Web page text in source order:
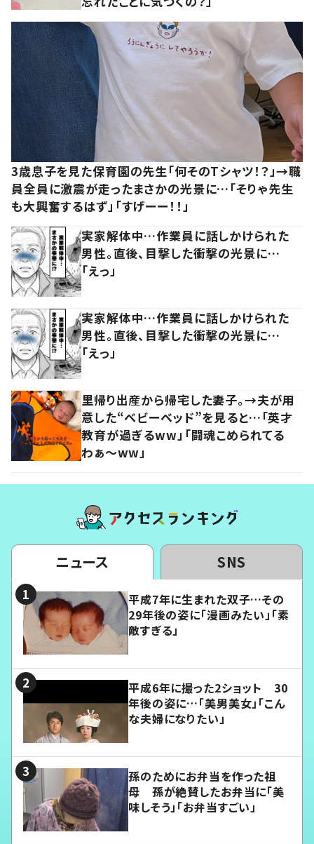
3歳息子を見た保育園の先生「何そのTシャツ！？」→職
員全員に激震が走ったまさかの光景に…「そりゃ先生
も大興奮するはず」「すげーー！！」
実家解体中…作業員に話しかけられた
男性。直後、目撃した衝撃の光景に…
「えっ」
実家解体中…作業員に話しかけられた
男性。直後、目撃した衝撃の光景に…
「えっ」
里帰り出産から帰宅した妻子。→夫が用
意した“ベビーベッド”を見ると…「英才
教育が過ぎるww」「闘魂こめられてる
わぁ～ww」
ニュース SNS
平成7年に生まれた双子…その
29年後の姿に「漫画みたい」「素
敵すぎる」
平成6年に撮った2ショット 30
年後の姿に…「美男美女」「こん
な夫婦になりたい」
孫のためにお弁当を作った祖
母 孫が絶賛したお弁当に「美
味しそう」「お弁当すごい」